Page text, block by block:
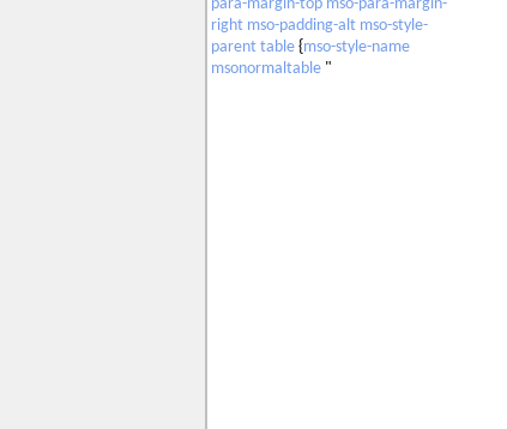
para-margin-top mso-para-margin-
right mso-padding-alt mso-style-
parent table {mso-style-name
msonormaltable "